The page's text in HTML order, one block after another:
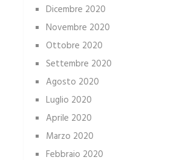
Dicembre 2020
Novembre 2020
Ottobre 2020
Settembre 2020
Agosto 2020
Luglio 2020
Aprile 2020
Marzo 2020
Febbraio 2020